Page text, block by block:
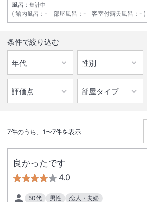
風呂： 集計中
館内風呂 ： - 部屋風呂 ： - 客室付露天風呂 ： -
条件で絞り込む
7件のうち、 1〜7件を表示
良かったです
4.0
50代 男性
恋人・夫婦